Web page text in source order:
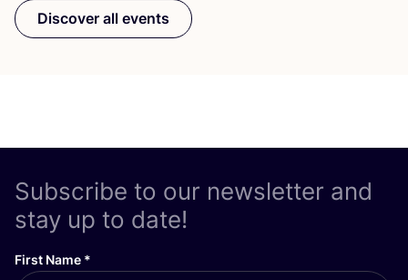
Discover all events
Subscribe to our newsletter and
stay up to date!
First Name *